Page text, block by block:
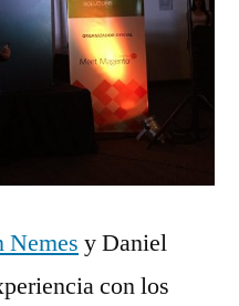
Nemes y Daniel
con los